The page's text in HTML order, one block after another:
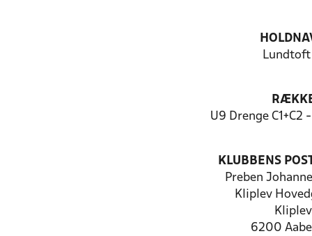
Lundtoft
U9 Drenge C1+C2
KLUBBENS
Preben
Kliplev
Kliplev
6200